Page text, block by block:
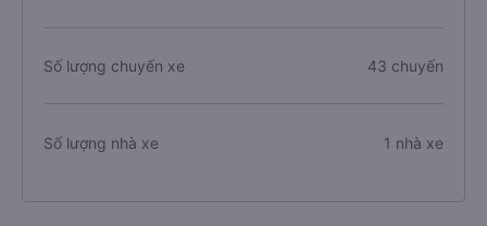
Số lượng chuyến xe 43 chuyến
Số lượng nhà xe 1 nhà xe